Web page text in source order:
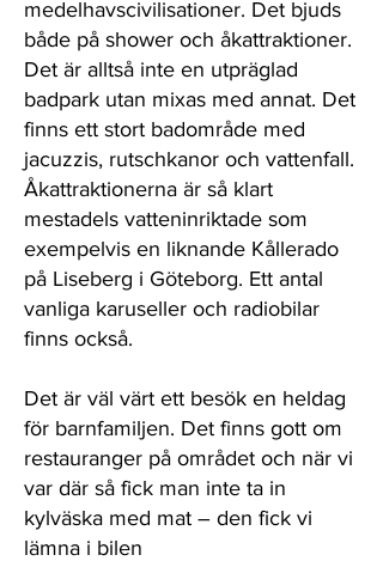
medelhavscivilisationer. Det bjuds
både på shower och åkattraktioner.
Det är alltså inte en utpräglad
badpark utan mixas med annat. Det
finns ett stort badområde med
jacuzzis, rutschkanor och vattenfall.
Åkattraktionerna är så klart
mestadels vatteninriktade som
exempelvis en liknande Kållerado
på Liseberg i Göteborg. Ett antal
vanliga karuseller och radiobilar
finns också.
Det är väl värt ett besök en heldag
för barnfamiljen. Det finns gott om
restauranger på området och när vi
var där så fick man inte ta in
kylväska med mat – den fick vi
lämna i bilen